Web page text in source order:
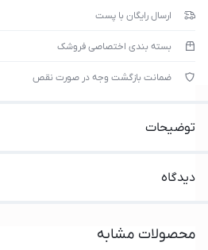
ارسال رایگان با پست
بسته بندی اختصاصی فروشک
ضمانت بازگشت وجه در صورت نقص
توضیحات
دیدگاه
محصولات مشابه